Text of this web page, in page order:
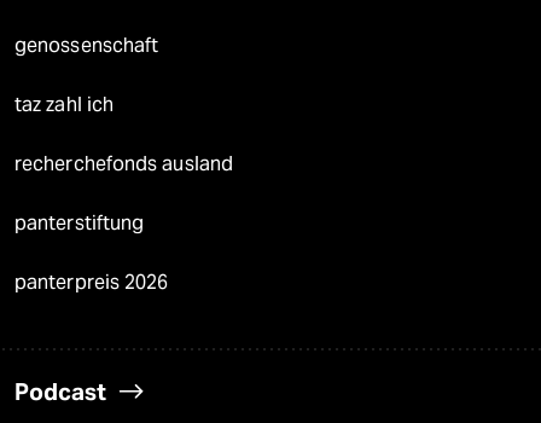
genossenschaft
taz zahl ich
recherchefonds ausland
panterstiftung
panterpreis 2026
Podcast